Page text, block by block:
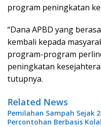
program peningkatan
“Dana APBD yang
kembali kepada
program-program
peningkatan
tutupnya.
Related News
Pemilahan Sampah Sejak
Percontohan Berbasis